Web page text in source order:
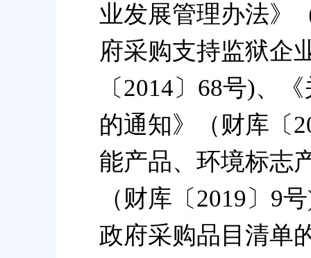
业发展管理办法》
府采购支持监狱企
〔2014〕68号)、
的通知》（财库〔
能产品、环境标志
（财库〔2019〕9
政府采购品目清单